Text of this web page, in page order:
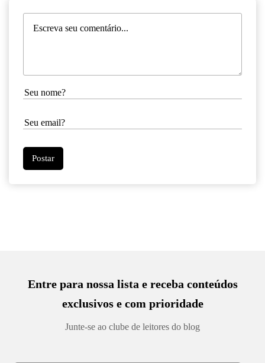
Entre para nossa lista e receba conteúdos
exclusivos e com prioridade
Junte-se ao clube de leitores do blog